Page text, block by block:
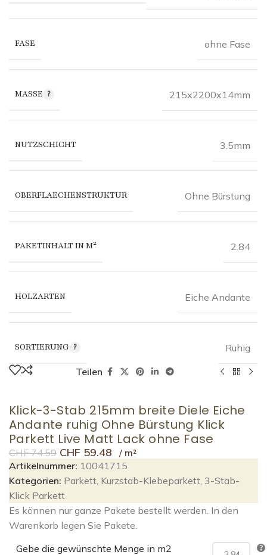
FASE ohne Fase
MASSE 215x2200x14mm
NUTZSCHICHT 3.5mm
OBERFLAECHENSTRUKTUR Ohne Bürstung
PAKETINHALT IN M² 2.84
HOLZARTEN Eiche Andante
SORTIERUNG Ruhig
Teilen
Klick-3-Stab 215mm breite Diele Eiche
Andante ruhig Ohne Bürstung Klick
Parkett Live Matt Lack ohne Fase
CHF74.59 CHF 59.48
Artikelnummer: 10041715
Kategorien: Parkett, Kurzstab-Klebeparkett, 3-Stab-
Klick Parkett
Es können nur ganze Pakete bestellt werden. In den
Warenkorb legen Sie Pakete.
Gebe die gewünschte Menge in m2